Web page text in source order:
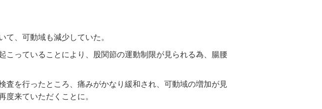
、可動域も減少していた。
っていることにより、股関節の運動制限が見られる為、腸腰
を行ったところ、痛みがかなり緩和され、可動域の増加が見
度来ていただくことに。